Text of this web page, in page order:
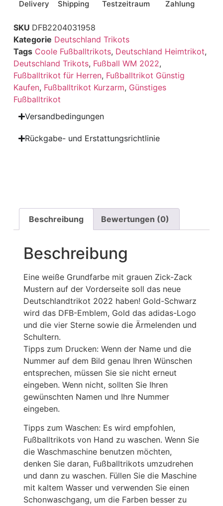
Delivery Shipping Testzeitraum Zahlung
SKU DFB2204031958
Kategorie Deutschland Trikots
Tags Coole Fußballtrikots, Deutschland Heimtrikot,
Deutschland Trikots, Fußball WM 2022,
Fußballtrikot für Herren, Fußballtrikot Günstig
Kaufen, Fußballtrikot Kurzarm, Günstiges
Fußballtrikot
Versandbedingungen
Rückgabe- und Erstattungsrichtlinie
Beschreibung Bewertungen (0)
Beschreibung
Eine weiße Grundfarbe mit grauen Zick-Zack
Mustern auf der Vorderseite soll das neue
Deutschlandtrikot 2022 haben! Gold-Schwarz
wird das DFB-Emblem, Gold das adidas-Logo
und die vier Sterne sowie die Ärmelenden und
Schultern.
Tipps zum Drucken: Wenn der Name und die
Nummer auf dem Bild genau Ihren Wünschen
entsprechen, müssen Sie sie nicht erneut
eingeben. Wenn nicht, sollten Sie Ihren
gewünschten Namen und Ihre Nummer
eingeben.
Tipps zum Waschen: Es wird empfohlen,
Fußballtrikots von Hand zu waschen. Wenn Sie
die Waschmaschine benutzen möchten,
denken Sie daran, Fußballtrikots umzudrehen
und dann zu waschen. Füllen Sie die Maschine
mit kaltem Wasser und verwenden Sie einen
Schonwaschgang, um die Farben besser zu